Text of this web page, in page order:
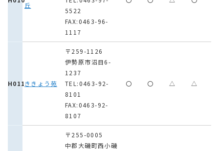
丘
5522
FAX:0463-96-
1117
H011ききょう苑
〒259-1126
伊勢原市沼目6-
1237
TEL:0463-92-
8101
FAX:0463-92-
8107
〇 〇 △ △
〒255-0005
中郡大磯町西小磯